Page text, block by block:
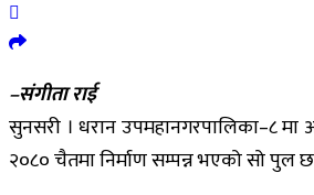
–संगीता राई
सुनसरी । धरान उपमहानगरपालिका–८ मा
२०८० चैतमा निर्माण सम्पन्न भएको सो पुल